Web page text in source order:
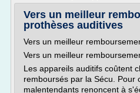
Vers un meilleur
prothèses auditives
Vers un meilleur
Vers un meilleur
Les appareils auditifs coûtent
remboursés par la Sécu. Pour
malentendants renoncent à